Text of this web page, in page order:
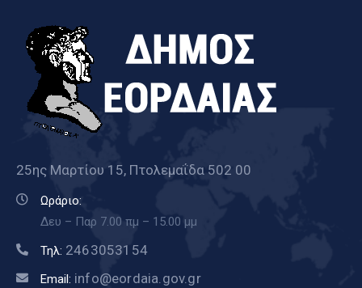
25ης Μαρτίου 15, Πτολεμαΐδα 502 00
Ωράριο:
Δευ – Παρ 7.00 πμ – 15.00 μμ
Τηλ: 2463053154
Email: info@eordaia.gov.gr